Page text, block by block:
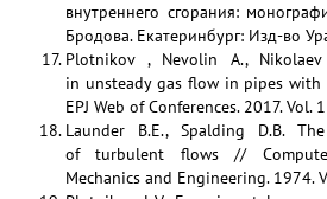
внутреннего сгорания:
Бродова. Екатеринбург: Изд-во
Plotnikov , Nevolin A.,
in unsteady gas flow in pipes
EPJ Web of Conferences. 2017.
Launder B.E., Spalding D.B.
of turbulent flows //
Mechanics and Engineering. 1974.